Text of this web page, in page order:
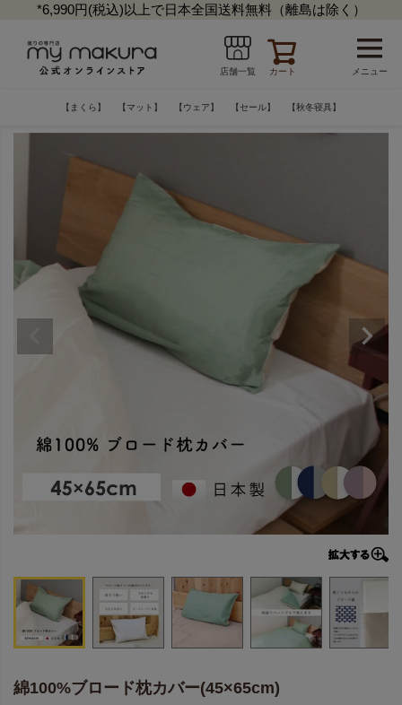
*6,990円(税込)以上で日本全国送料無料（離島は除く）
店舗一覧 カート メニュー
【まくら】 【マット】 【ウェア】 【セール】 【秋冬寝具】
綿100%ブロード枕カバー(45×65cm)